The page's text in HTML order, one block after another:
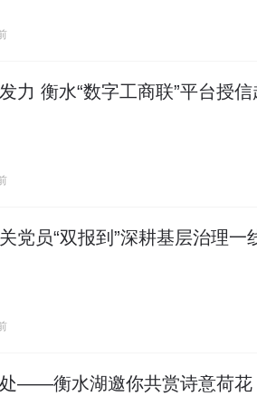
力 衡水“数字工商联”平台授
党员“双报到”深耕基层治理一
——衡水湖邀你共赏诗意荷花